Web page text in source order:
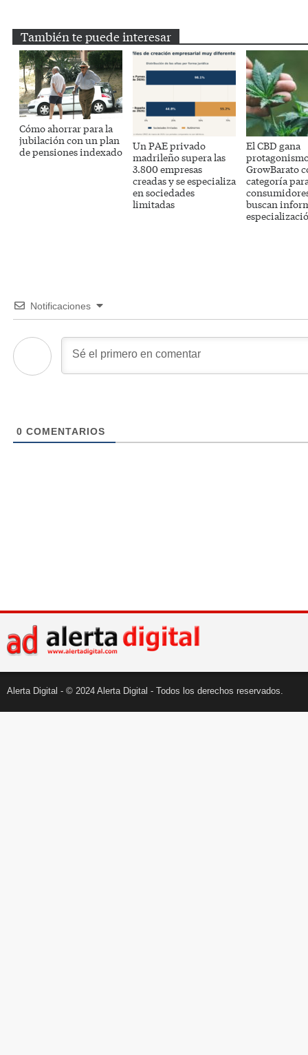
También te puede interesar
Cómo ahorrar para la
jubilación con un plan
de pensiones indexado
Un PAE privado
madrileño supera las
3.800 empresas
creadas y se especializa
en sociedades
limitadas
El CBD gana
GrowBarato
categoría
buscan
Notificaciones
0 COMENTARIOS
Alerta Digital - © 2024 Alerta Digital - Todos los derechos reservados.